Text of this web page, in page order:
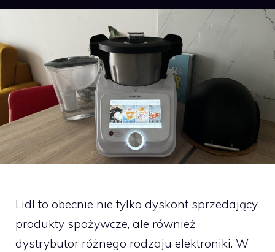
Lidl to obecnie nie tylko dyskont sprzedający
produkty spożywcze, ale również
dystrybutor różnego rodzaju elektroniki. W